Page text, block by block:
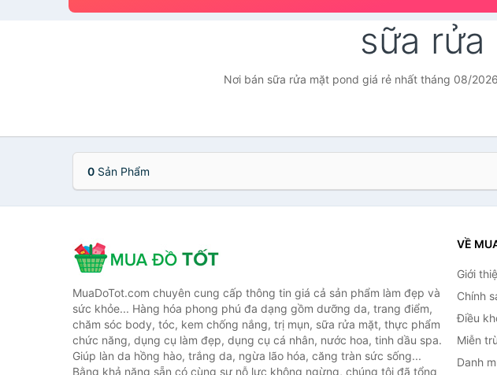
sữa
Nơi bán sữa rửa mặt pond giá rẻ nhất tháng 08/
0 Sản Phẩm
MuaDoTot.com chuyên cung cấp thông tin giá cả sản phẩm làm đẹp và
sức khỏe... Hàng hóa phong phú đa dạng gồm dưỡng da, trang điểm,
chăm sóc body, tóc, kem chống nắng, trị mụn, sữa rửa mặt, thực phẩm
chức năng, dụng cụ làm đẹp, dụng cụ cá nhân, nước hoa, tinh dầu spa.
Giúp làn da hồng hào, trắng da, ngừa lão hóa, căng tràn sức sống...
Bằng khả năng sẵn có cùng sự nỗ lực không ngừng, chúng tôi đã tổng
VỀ
Giới
Chính
Điều
Miễn
Danh